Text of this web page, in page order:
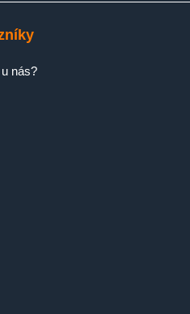
nás?